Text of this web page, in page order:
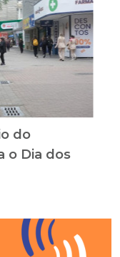
do
o Dia dos